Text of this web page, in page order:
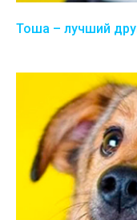
Тоша – лучший